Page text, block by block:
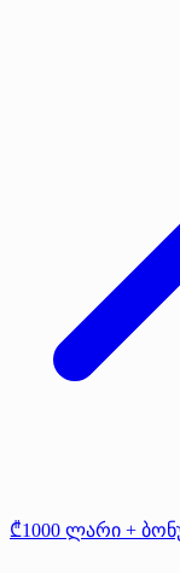
₾1000 ლარი +